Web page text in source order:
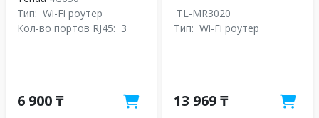
Тип: Wi-Fi роутер
Кол-во портов RJ45: 3
6 900 ₸
TL-MR3020
Тип: Wi-Fi роутер
13 969 ₸